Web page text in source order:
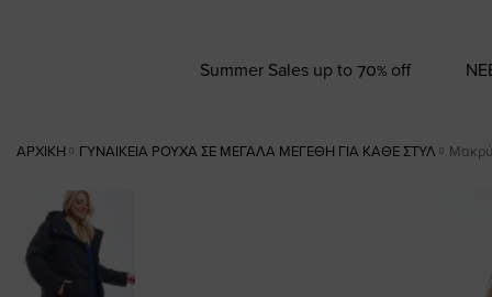
Summer Sales up to 70% off
ΑΡΧΙΚΉ ΓΥΝΑΙΚΕΊΑ ΡΟΎΧΑ ΣΕ ΜΕΓΆΛΑ ΜΕΓΈΘΗ ΓΙΑ ΚΆΘΕ ΣΤΥΛ
the
end